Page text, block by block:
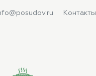
Контакты